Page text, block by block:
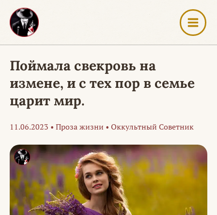
Перейти
содержимому
Поймала свекровь на
измене, и с тех пор в семье
царит мир.
11.06.2023 • Проза жизни • Оккультный Советник